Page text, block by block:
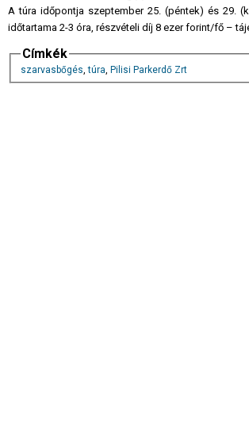
A túra időpontja szeptember 25. (péntek) és 29.
időtartama 2-3 óra, részvételi díj 8 ezer forint/fő –
Címkék
szarvasbőgés,túra, Pilisi Parkerdő Zrt